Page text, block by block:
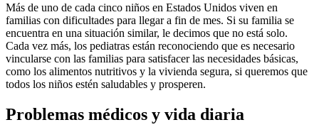
Más de uno de cada cinco niños en Estados Unidos viven en
familias con dificultades para llegar a fin de mes. Si su familia se
encuentra en una situación similar, le decimos que no está solo.
Cada vez más, los pediatras están reconociendo que es necesario
vincularse con las familias para satisfacer las necesidades básicas,
como los alimentos nutritivos y la vivienda segura, si queremos que
todos los niños estén saludables y prosperen.
Problemas médicos y vida diaria